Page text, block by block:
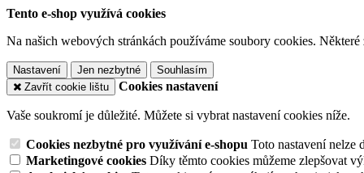
Tento e-shop využívá cookies
Na našich webových stránkách používáme soubory cookies.
Nastavení Jen nezbytné
Souhlasím
Zavřít cookie lištu
Cookies nastavení
Vaše soukromí je důležité. Můžete si vybrat nastavení cookies níže.
Cookies nezbytné pro využívání e-shopu Toto nastavení nelze
Marketingové cookies Díky těmto cookies můžeme zlepšovat